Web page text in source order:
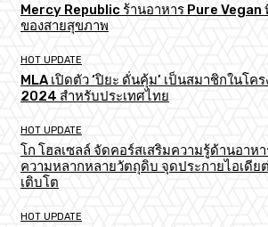
Mercy Republic ร้านอาหาร Pure Vegan
ของสายสุขภาพ
HOT UPDATE
MLA เปิดตัว ‘ปิยะ ดั่นคุ้ม’ เป็นสมาชิกในโ
2024 สำหรับประเทศไทย
HOT UPDATE
โก โฮลเซลล์ จัดคอร์สเสริมความรู้ด้านอา
ความหลากหลายวัตถุดิบ จุดประกายไอเดี
เติบโต
HOT UPDATE